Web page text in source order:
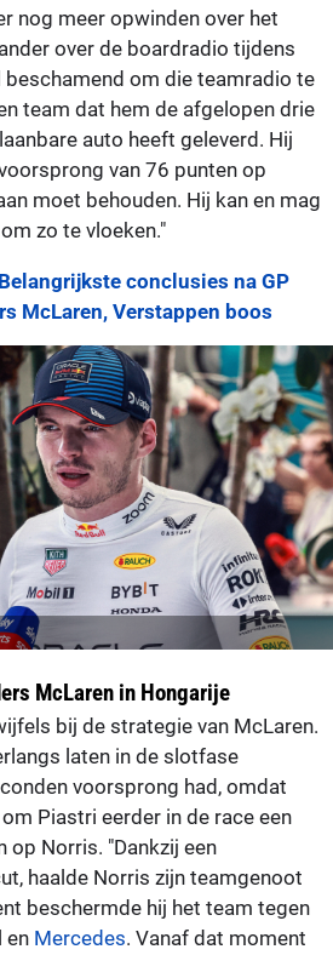
nog meer opwinden over het
over de boardradio tijdens
beschamend om die teamradio te
team dat hem de afgelopen drie
auto heeft geleverd. Hij
van 76 punten op
moet behouden. Hij kan en mag
zo te vloeken."
Belangrijkste conclusies na GP
McLaren, Verstappen boos
McLaren in Hongarije
bij de strategie van McLaren.
laten in de slotfase
voorsprong had, omdat
Piastri eerder in de race een
op Norris. "Dankzij een
haalde Norris zijn teamgenoot
beschermde hij het team tegen
en Mercedes. Vanaf dat moment